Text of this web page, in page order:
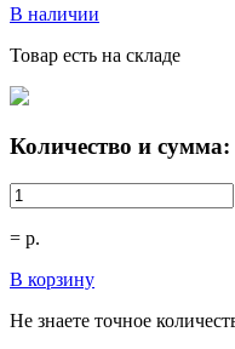
В наличии
Товар есть на складе
Количество и сумма:
= р.
В корзину
Не знаете точное